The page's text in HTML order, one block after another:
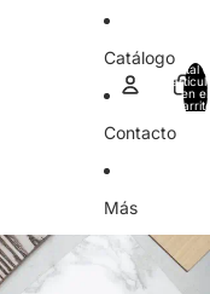
Catálogo
Contacto
Más
Total
en el